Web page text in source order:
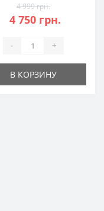
4 999 грн.
4 750 грн.
- +
В КОРЗИНУ